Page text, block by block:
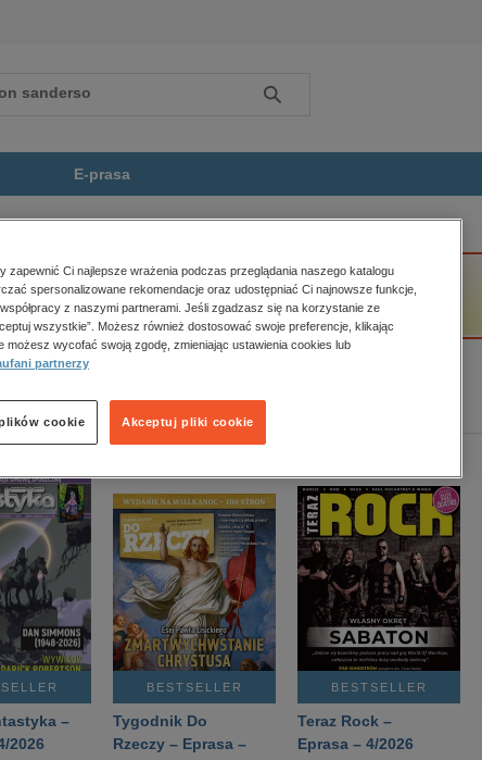
Szukaj
E-prasa
informacyjne
jest dostępny.
–
2026
BESTSELLER
Tygodnik Do
Rzeczy – Eprasa –
BESTSELLER
Teraz Rock –
Eprasa – 4/2026
Ci najlepsze wrażenia podczas przeglądania naszego katalogu
spersonalizowane rekomendacje oraz udostępniać Ci najnowsze funkcje,
z naszymi partnerami. Jeśli zgadzasz się na korzystanie ze
wszystkie”. Możesz również dostosować swoje preferencje, klikając
możesz wycofać swoją zgodę, zmieniając ustawienia cookies lub
partnerzy
Akceptuj pliki cookie
cookie